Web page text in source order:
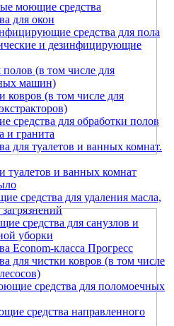
моющие средства
для окон
средства для пола
и дезинфицирующие
(в том числе для
машин)
ковров (в том числе для
средства для обработки полов
и гранита
для туалетов и ванных комнат.
туалетов и ванных комнат
средства для удаления масла,
средства для санузлов и
уборки
Econom-класса Прогресс
для чистки ковров (в том числе
средства для поломоечных
средства направленного